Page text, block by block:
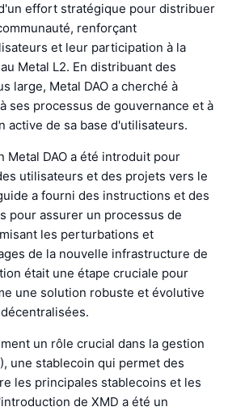
effort stratégique pour distribuer
renforçant
et leur participation à la
Metal L2. En distribuant des
large, Metal DAO a cherché à
ses processus de gouvernance et à
active de sa base d'utilisateurs.
Metal DAO a été introduit pour
utilisateurs et des projets vers le
a fourni des instructions et des
pour assurer un processus de
les perturbations et
de la nouvelle infrastructure de
était une étape cruciale pour
une solution robuste et évolutive
un rôle crucial dans la gestion
une stablecoin qui permet des
les principales stablecoins et les
de XMD a été un